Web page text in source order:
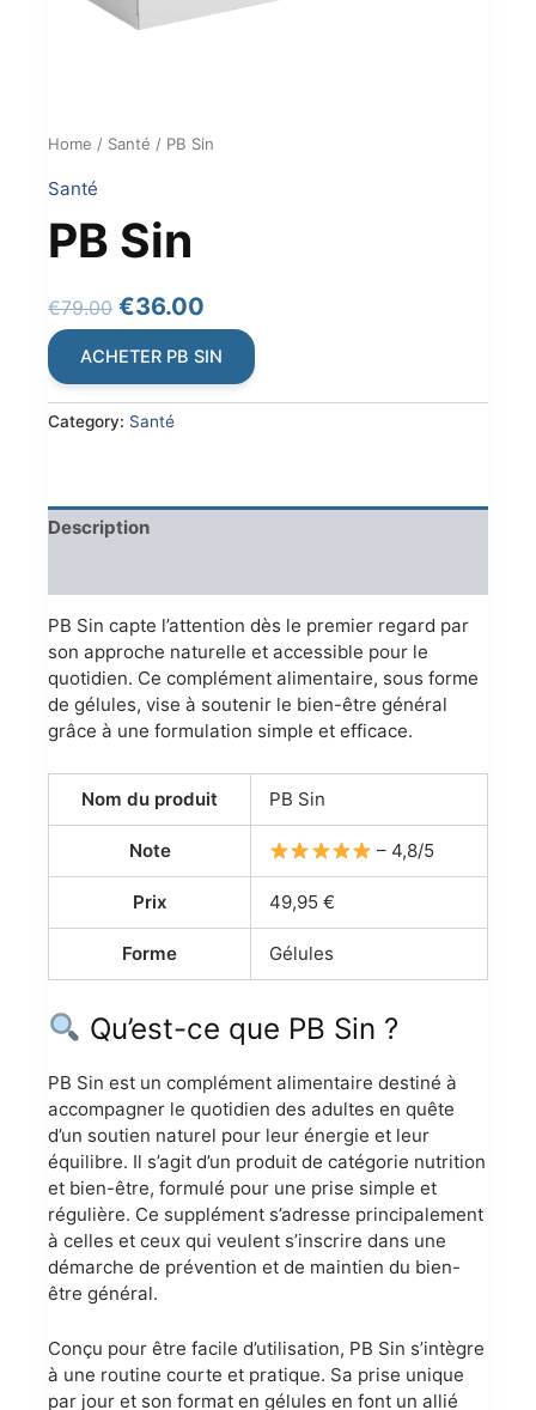
Home / Santé / PB Sin
Santé
PB Sin
€79.00 Original
€79.00.
€36.00
price
€36.00.
ACHETER PB SIN
Category: Santé
Description
PB Sin capte l’attention dès le premier regard par
son approche naturelle et accessible pour le
quotidien. Ce complément alimentaire, sous forme
de gélules, vise à soutenir le bien-être général
grâce à une formulation simple et efficace.
Nom du produit PB Sin
Note – 4,8/5
Prix 49,95 €
Forme Gélules
Qu’est-ce que PB Sin ?
PB Sin est un complément alimentaire destiné à
accompagner le quotidien des adultes en quête
d’un soutien naturel pour leur énergie et leur
équilibre. Il s’agit d’un produit de catégorie nutrition
et bien-être, formulé pour une prise simple et
régulière. Ce supplément s’adresse principalement
à celles et ceux qui veulent s’inscrire dans une
démarche de prévention et de maintien du bien-
être général.
Conçu pour être facile d’utilisation, PB Sin s’intègre
à une routine courte et pratique. Sa prise unique
par jour et son format en gélules en font un allié